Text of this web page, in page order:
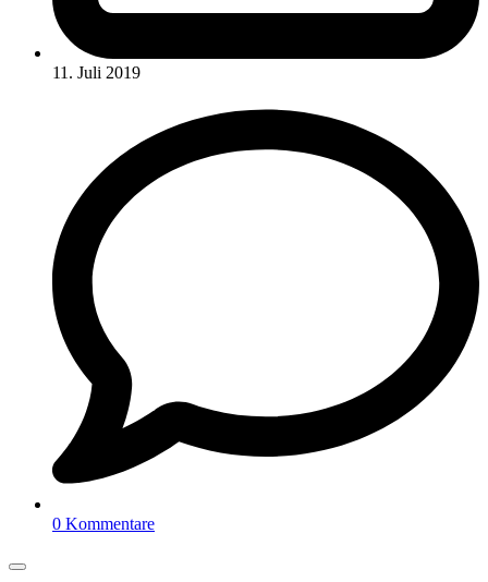
11. Juli 2019
0 Kommentare